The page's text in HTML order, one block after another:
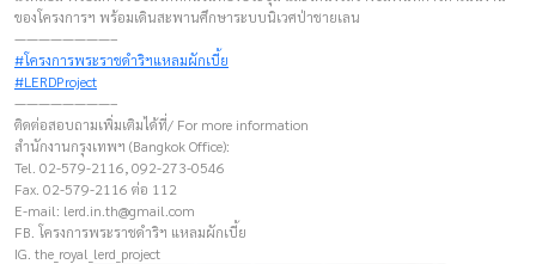
ของโครงการฯ พร้อมเดินสะพานศึกษาระบบนิเวศป่าชายเลน
————————–
#โครงการพระราชดำริฯแหลมผักเบี้ย
#LERDProject
————————–
ติดต่อสอบถามเพิ่มเติมได้ที่/ For more information
สำนักงานกรุงเทพฯ (Bangkok Office):
Tel. 02-579-2116, 092-273-0546
Fax. 02-579-2116 ต่อ 112
E-mail: lerd.in.th@gmail.com
FB. โครงการพระราชดำริฯ แหลมผักเบี้ย
IG. the_royal_lerd_project